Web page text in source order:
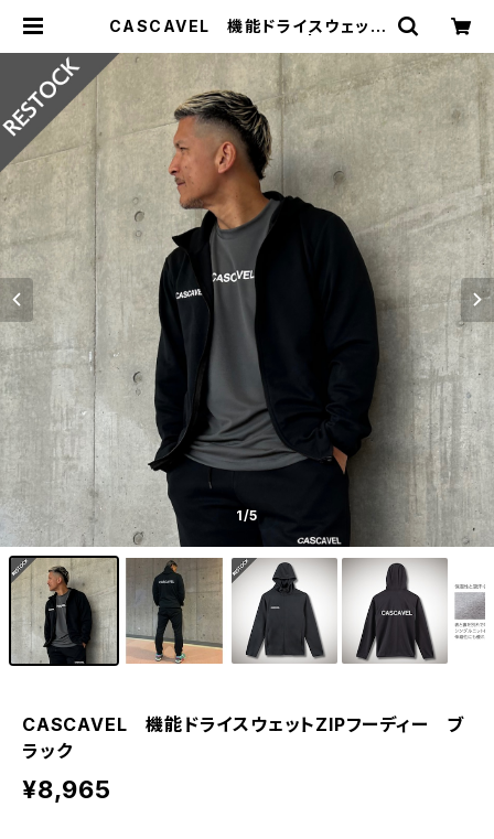
CASCAVEL 機能ドライスウェット
キSPORTS
1/5
CASCAVEL 機能ドライスウェットZIPフーディー ブ
ラック
¥8,965